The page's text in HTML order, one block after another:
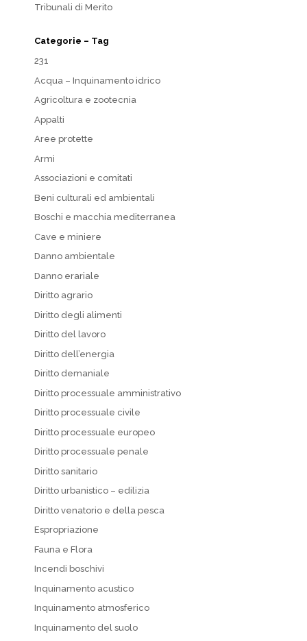
Tribunali di Merito
Categorie – Tag
231
Acqua – Inquinamento idrico
Agricoltura e zootecnia
Appalti
Aree protette
Armi
Associazioni e comitati
Beni culturali ed ambientali
Boschi e macchia mediterranea
Cave e miniere
Danno ambientale
Danno erariale
Diritto agrario
Diritto degli alimenti
Diritto del lavoro
Diritto dell’energia
Diritto demaniale
Diritto processuale amministrativo
Diritto processuale civile
Diritto processuale europeo
Diritto processuale penale
Diritto sanitario
Diritto urbanistico – edilizia
Diritto venatorio e della pesca
Espropriazione
Fauna e Flora
Incendi boschivi
Inquinamento acustico
Inquinamento atmosferico
Inquinamento del suolo